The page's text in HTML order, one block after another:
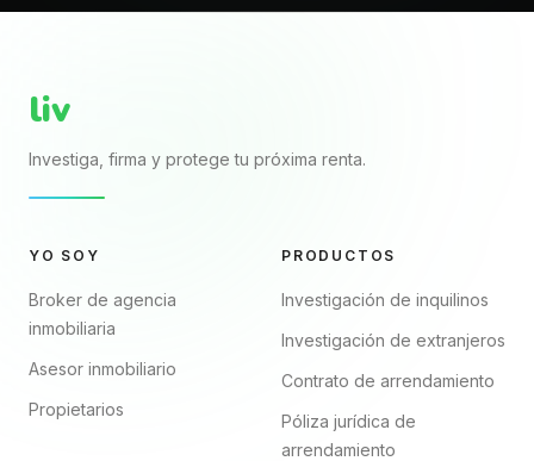
liv
Investiga, firma y protege tu próxima renta.
YO SOY
Broker de agencia
inmobiliaria
Asesor inmobiliario
Propietarios
PRODUCTOS
Investigación de inquilinos
Investigación de extranjeros
Contrato de arrendamiento
Póliza jurídica de
arrendamiento